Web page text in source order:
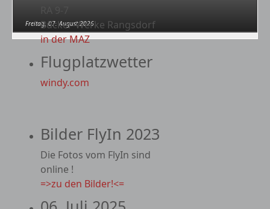
Freitag, 07. August 2026
Bücker-Werke Rangsdorf
in der MAZ
Flugplatzwetter
windy.com
Bilder FlyIn 2023
Die Fotos vom FlyIn sind
online !
=>zu den Bilder!<=